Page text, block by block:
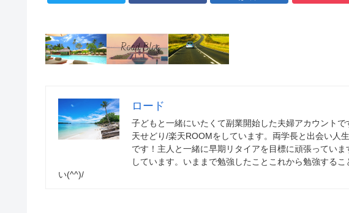
ロード
子どもと一緒にいたくて副業開始した夫婦アカウント
天せどり/楽天ROOMをしています。両学長と出会い人
です！主人と一緒に早期リタイアを目標に頑張ってい
しています。いままで勉強したことこれから勉強する
い(^^)/